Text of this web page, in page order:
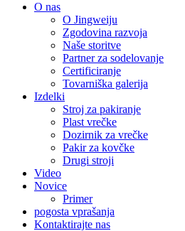
O nas
O Jingweiju
Zgodovina razvoja
Naše storitve
Partner za sodelovanje
Certificiranje
Tovarniška galerija
Izdelki
Stroj za pakiranje
Plast vrečke
Dozirnik za vrečke
Pakir za kovčke
Drugi stroji
Video
Novice
Primer
pogosta vprašanja
Kontaktirajte nas